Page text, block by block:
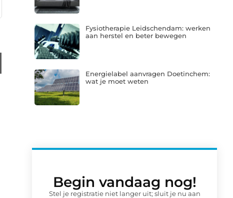
Fysiotherapie Leidschendam: werken
aan herstel en beter bewegen
Energielabel aanvragen Doetinchem:
wat je moet weten
Begin vandaag nog!
Stel je registratie niet langer uit; sluit je nu aan